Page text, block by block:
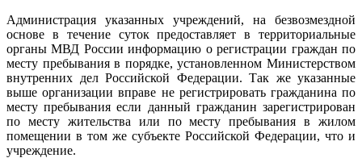
Администрация указанных учреждений, на безвозмездной
основе в течение суток предоставляет в территориальные
органы МВД России информацию о регистрации граждан по
месту пребывания в порядке, установленном Министерством
внутренних дел Российской Федерации. Так же указанные
выше организации вправе не регистрировать гражданина по
месту пребывания если данный гражданин зарегистрирован
по месту жительства или по месту пребывания в жилом
помещении в том же субъекте Российской Федерации, что и
учреждение.